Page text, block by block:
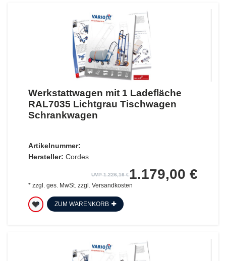
Werkstattwagen mit 1 Ladefläche
RAL7035 Lichtgrau Tischwagen
Schrankwagen
Artikelnummer:
Hersteller: Cordes
UVP 1.226,16 €1.179,00 €
* zzgl. ges. MwSt.zzgl. Versandkosten
ZUM WARENKORB